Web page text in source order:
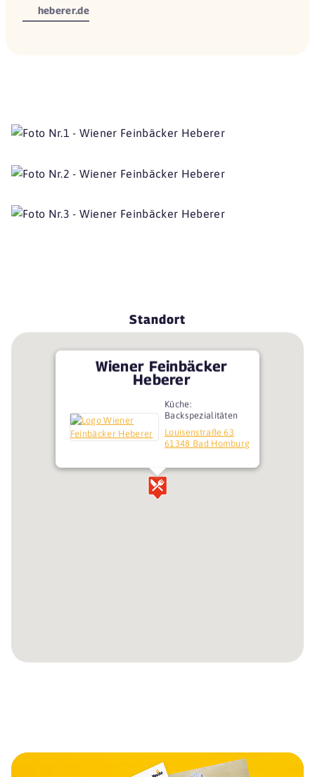
heberer.de
Standort
Wiener Feinbäcker
Heberer
Küche:
Backspezialitäten
Louisenstraße 63
61348 Bad Homburg